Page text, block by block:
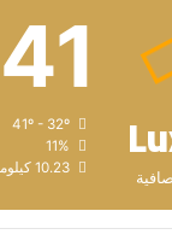
41
11%
10.23 كيلومتر/ساعة